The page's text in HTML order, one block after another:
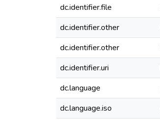
dc.identifier.file
dc.identifier.other
dc.identifier.other
dc.identifier.uri
dc.language
dc.language.iso